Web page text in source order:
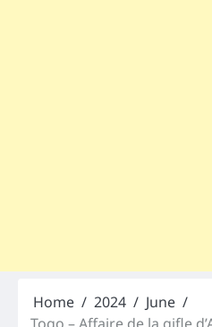
Home 2024
June